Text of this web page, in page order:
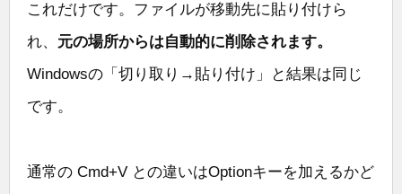
これだけです。ファイルが移動先に貼り付けら
れ、 元の場所からは自動的に削除されます。
Windowsの「切り取り→貼り付け」と結果は同じ
です。
通常の Cmd+V との違いはOptionキーを加えるかど